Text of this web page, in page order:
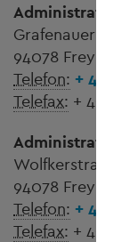
Administrativní
Grafenauer
94078 Freyung
Telefon: + 49
Telefax: + 49
Administrativní
Wolfkerstraße 3
94078 Freyung
Telefon: + 49
Telefax: + 49